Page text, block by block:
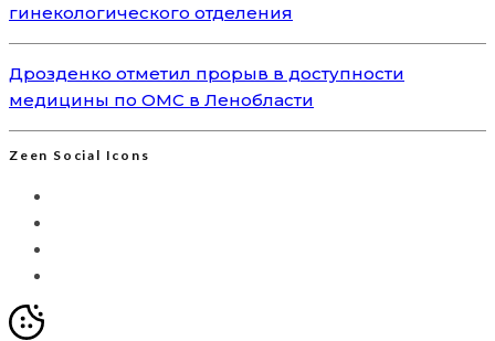
гинекологического отделения
Дрозденко отметил прорыв в доступности
медицины по ОМС в Ленобласти
Zeen Social Icons